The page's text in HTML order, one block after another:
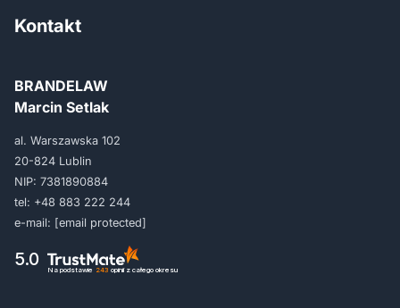
Kontakt
BRANDELAW
Marcin Setlak
al. Warszawska 102
20-824 Lublin
NIP: 7381890884
tel: +48 883 222 244
e-mail: [email protected]
5.0
Na podstawie 243 opinii z całego okresu